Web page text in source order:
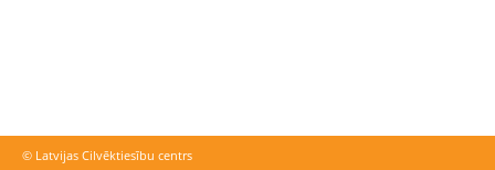
© Latvijas Cilvēktiesību centrs